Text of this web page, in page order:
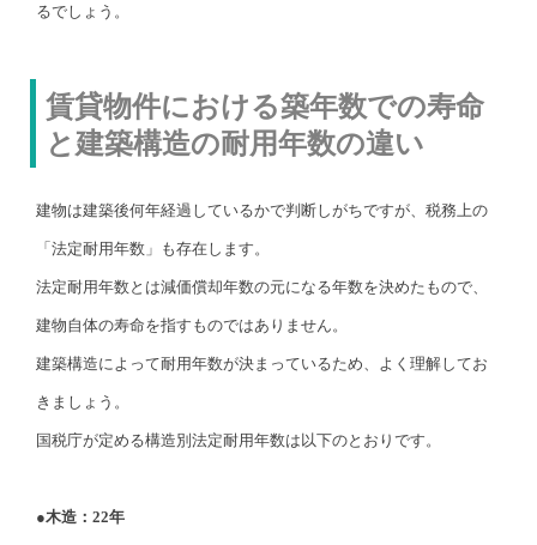
るでしょう。
賃貸物件における築年数での寿命
と建築構造の耐用年数の違い
建物は建築後何年経過しているかで判断しがちですが、税務上の
「法定耐用年数」も存在します。
法定耐用年数とは減価償却年数の元になる年数を決めたもので、
建物自体の寿命を指すものではありません。
建築構造によって耐用年数が決まっているため、よく理解してお
きましょう。
国税庁が定める構造別法定耐用年数は以下のとおりです。
●木造：22年